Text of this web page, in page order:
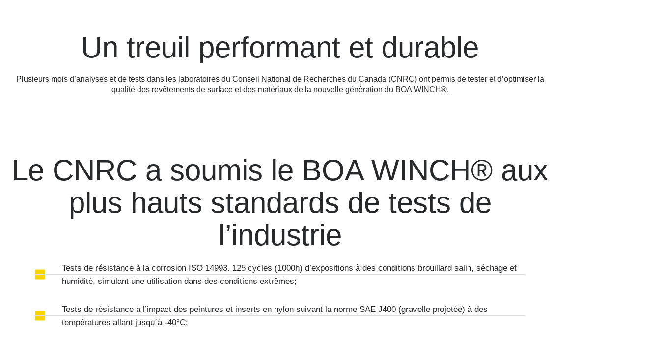
Un treuil performant et durable
Plusieurs mois d’analyses et de tests dans les laboratoires du Conseil National de Recherches du Canada (CNRC) ont permis de tester et d’optimiser la
qualité des revêtements de surface et des matériaux de la nouvelle génération du BOA WINCH®.
Le CNRC a soumis le BOA WINCH® aux
plus hauts standards de tests de
l’industrie
Tests de résistance à la corrosion ISO 14993. 125 cycles (1000h) d’expositions à des conditions brouillard salin, séchage et
humidité, simulant une utilisation dans des conditions extrêmes;
Tests de résistance à l’impact des peintures et inserts en nylon suivant la norme SAE J400 (gravelle projetée) à des
températures allant jusqu`à -40°C;